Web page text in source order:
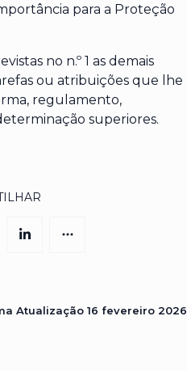
para a Proteção
no n.º 1 as demais
ou atribuições que lhe
regulamento,
superiores.
Atualização 16 fevereiro 2026